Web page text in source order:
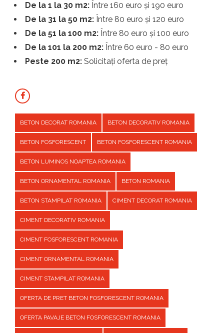
De la 1 la 30 m2: Între 160 euro și 190 euro
De la 31 la 50 m2: Între 80 euro și 120 euro
De la 51 la 100 m2: Între 80 euro și 100 euro
De la 101 la 200 m2: Între 60 euro - 80 euro
Peste 200 m2: Solicitați oferta de preț
BETON DECORAT ROMANIA BETON DECORATIV ROMANIA
BETON FOSFORESCENT BETON FOSFORESCENT ROMANIA
BETON LUMINOS NOAPTEA ROMANIA
BETON ORNAMENTAL ROMANIA BETON ROMANIA
BETON STAMPILAT ROMANIA CIMENT DECORAT ROMANIA
CIMENT DECORATIV ROMANIA
CIMENT FOSFORESCENT ROMANIA
CIMENT ORNAMENTAL ROMANIA
CIMENT STAMPILAT ROMANIA
OFERTA DE PRET BETON FOSFORESCENT ROMANIA
OFERTA PAVAJE BETON FOSFORESCENT ROMANIA